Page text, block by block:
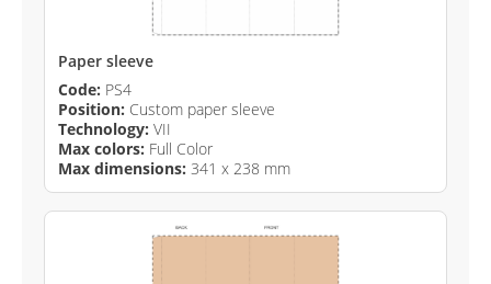
Paper sleeve
Code: PS4
Position: Custom paper sleeve
Technology: VII
Max colors: Full Color
Max dimensions: 341 x 238 mm